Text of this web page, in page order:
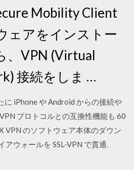
Mobility Client
ェアをインストー
、VPN (Virtual
接続をしま …
に iPhone や Android からの接続や
プロトコルとの互換性機能も 60
VPN のソフトウェア本体のダウン
ウォールを SSL-VPN で貫通.